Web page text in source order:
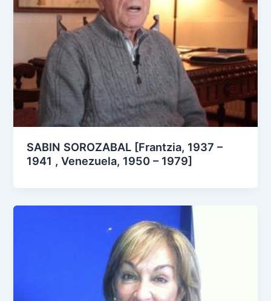
SABIN SOROZABAL [Frantzia, 1937 –
1941 , Venezuela, 1950 – 1979]